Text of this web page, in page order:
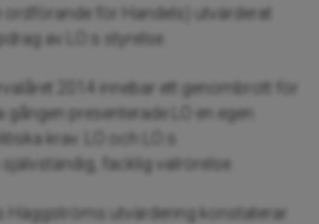
ordförande för Handels) utvärderat
av LO:s styrelse.
2014 innebar ett genombrott för
presenterade LO en egen
krav. LO och LO:s
facklig valrörelse.
Häggströms utvärdering konstaterar